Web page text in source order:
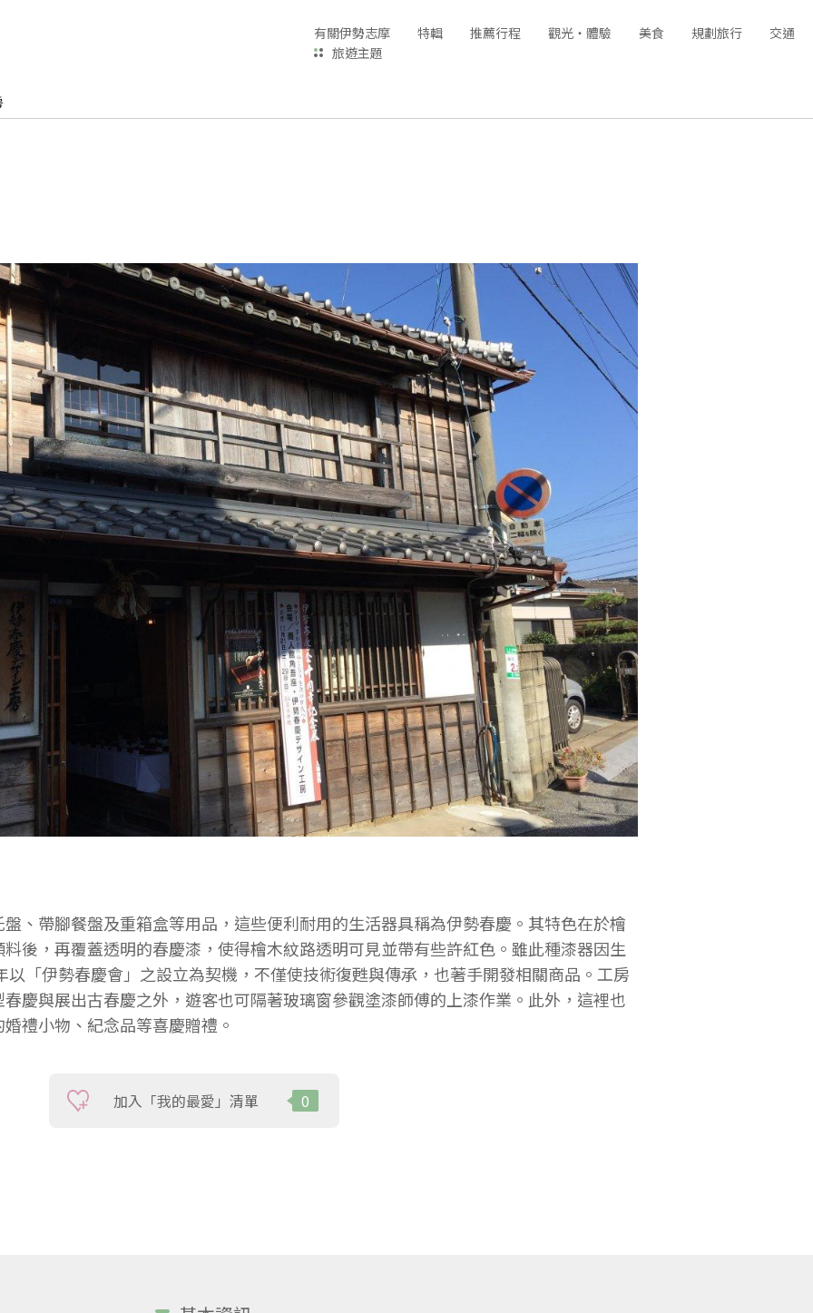
有關伊勢志摩 特輯 推薦行程 觀光‧體驗 美食 規劃旅行
交通
旅遊主題
、帶腳餐盤及重箱盒等用品，這些便利耐用的生活器具稱為伊勢春慶。其特色在於檜
後，再覆蓋透明的春慶漆，使得檜木紋路透明可見並帶有些許紅色。雖此種漆器因生
「伊勢春慶會」之設立為契機，不僅使技術復甦與傳承，也著手開發相關商品。工房
慶與展出古春慶之外，遊客也可隔著玻璃窗參觀塗漆師傅的上漆作業。此外，這裡也
禮小物、紀念品等喜慶贈禮。
加入「我的最愛」清單 0